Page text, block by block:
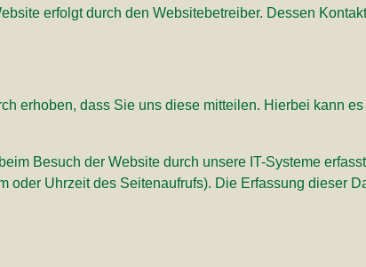
erfolgt durch den Websitebetreiber. Dessen
erhoben, dass Sie uns diese mitteilen. Hierbei kann
Besuch der Website durch unsere IT-Systeme
oder Uhrzeit des Seitenaufrufs). Die Erfassung dieser